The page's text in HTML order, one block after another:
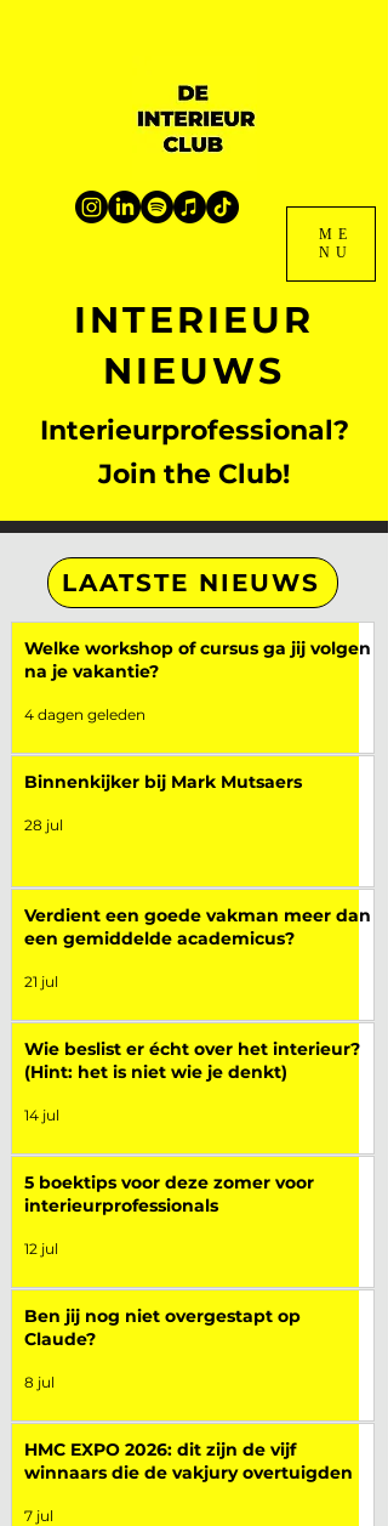
ME
NU
INTERIEUR
NIEUWS
Interieurprofessional?
Join the Club!
LAATSTE NIEUWS
Welke workshop of cursus ga jij volgen
na je vakantie?
4 dagen geleden
Binnenkijker bij Mark Mutsaers
28 jul
Verdient een goede vakman meer dan
een gemiddelde academicus?
21 jul
Wie beslist er écht over het interieur?
(Hint: het is niet wie je denkt)
14 jul
5 boektips voor deze zomer voor
interieurprofessionals
12 jul
Ben jij nog niet overgestapt op
Claude?
8 jul
HMC EXPO 2026: dit zijn de vijf
winnaars die de vakjury overtuigden
7 jul